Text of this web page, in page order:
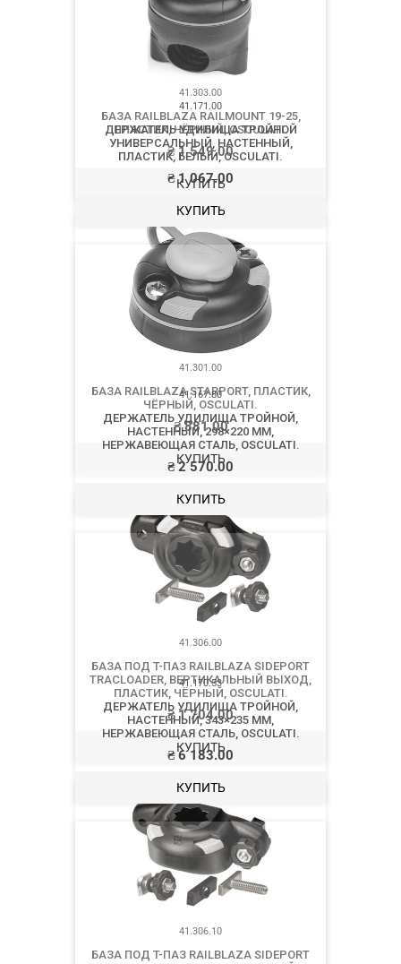
41.303.00
БАЗА RAILBLAZA RAILMOUNT 19-25,
ПЛАСТИК, ЧЁРНЫЙ, OSCULATI.
₴1 549.00
КУПИТЬ
41.301.00
БАЗА RAILBLAZA STARPORT, ПЛАСТИК,
ЧЁРНЫЙ, OSCULATI.
₴881.00
КУПИТЬ
41.306.00
БАЗА ПОД T-ПАЗ RAILBLAZA SIDEPORT
TRACLOADER, ВЕРТИКАЛЬНЫЙ ВЫХОД,
ПЛАСТИК, ЧЁРНЫЙ, OSCULATI.
₴1 704.00
КУПИТЬ
41.306.10
БАЗА ПОД T-ПАЗ RAILBLAZA SIDEPORT